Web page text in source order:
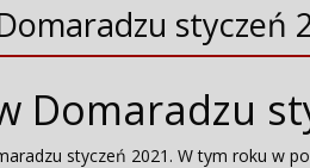
styczeń
Domaradzu
styczeń 2021. W tym roku w